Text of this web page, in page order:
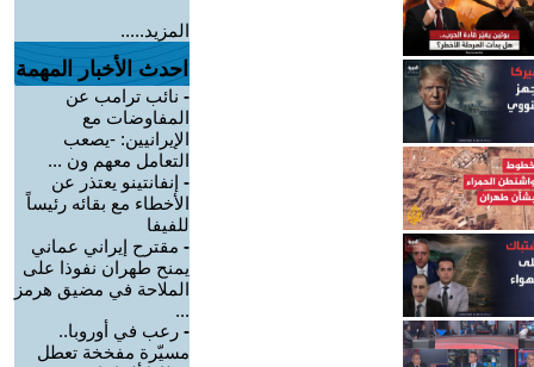
المزيد.....
احدث الأخبار المهمة
- نائب ترامب عن
المفاوضات مع
الإيرانيين: -يصعب
التعامل معهم ون ...
- إنفانتينو يعتذر عن
الأخطاء مع بقائه رئيساً
للفيفا
- مقترح إيراني عماني
يمنح طهران نفوذا على
الملاحة في مضيق هرمز
...
- رعب في أوروبا..
مسيّرة مفخخة تعطل